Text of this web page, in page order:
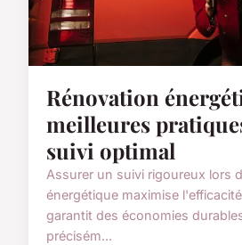
Rénovation
meilleures
suivi optimal
Assurer un suivi rigoureux lors
énergétique maximise
garantit des économies
précisém...